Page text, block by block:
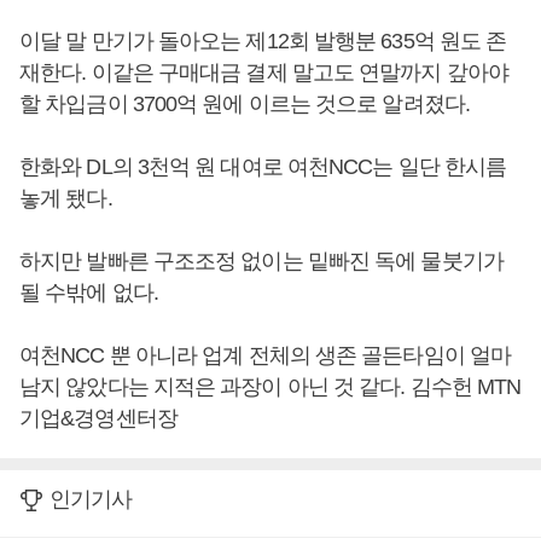
이달 말 만기가 돌아오는 제12회 발행분 635억 원도 존
재한다. 이같은 구매대금 결제 말고도 연말까지 갚아야
할 차입금이 3700억 원에 이르는 것으로 알려졌다.
한화와 DL의 3천억 원 대여로 여천NCC는 일단 한시름
놓게 됐다.
하지만 발빠른 구조조정 없이는 밑빠진 독에 물붓기가
될 수밖에 없다.
여천NCC 뿐 아니라 업계 전체의 생존 골든타임이 얼마
남지 않았다는 지적은 과장이 아닌 것 같다. 김수헌 MTN
기업&경영센터장
인기기사